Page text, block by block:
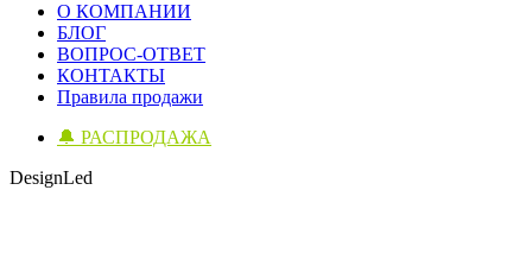
О КОМПАНИИ
БЛОГ
ВОПРОС-ОТВЕТ
КОНТАКТЫ
Правила продажи
🔔 РАСПРОДАЖА
DesignLed